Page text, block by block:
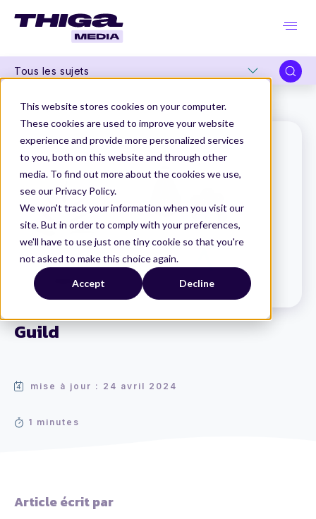
This website stores cookies on your computer.
These cookies are used to improve your website
experience and provide more personalized services
to you, both on this website and through other
media. To find out more about the cookies we use,
see our Privacy Policy.
We won't track your information when you visit our
site. But in order to comply with your preferences,
we'll have to use just one tiny cookie so that you're
not asked to make this choice again.
Accept Decline
Tous les sujets
Guild
mise à jour : 24 avril 2024
1 minutes
Thiga Media Le Dico du Produit Guild
Article écrit par